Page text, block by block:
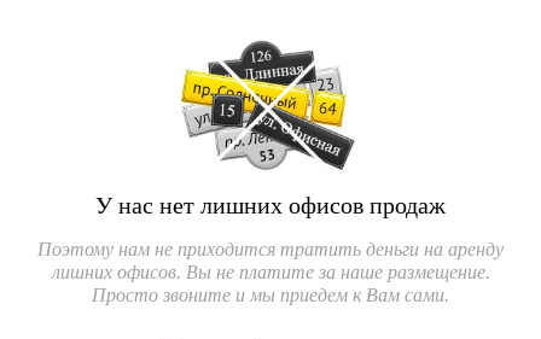
У нас нет лишних офисов продаж
Поэтому нам не приходится тратить деньги на аренду
лишних офисов. Вы не платите за наше размещение.
Просто звоните и мы приедем к Вам сами.